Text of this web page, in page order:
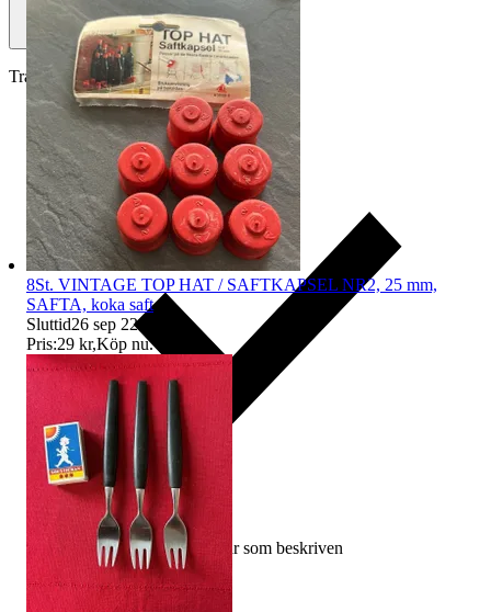
Traderas köparskydd
Ersättning om varan inte är som beskriven
8St. VINTAGE TOP HAT / SAFTKAPSEL NR2, 25 mm,
SAFTA, koka saft
Sluttid26 sep 22:27
Pris:29 kr,Köp nu.